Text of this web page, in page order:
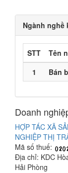
Ngành nghề
STT Tên
1
Bán
Doanh
HỢP TÁC XÃ
NGHIỆP THỊ
Mã số thuế:
Địa chỉ: KDC
Hải Phòng